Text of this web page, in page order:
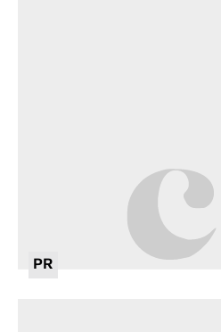
PR